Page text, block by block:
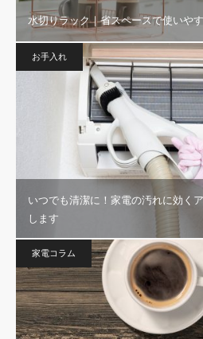
水切りラック｜省スペースで使いや
お手入れ
いつでも清潔に！家電の汚れに効く
します
家電コラム